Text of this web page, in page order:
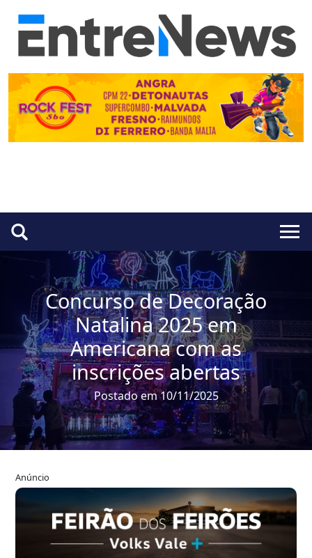
Concurso de Decoração
Natalina 2025 em
Americana com as
inscrições abertas
Postado em 10/11/2025
Anúncio